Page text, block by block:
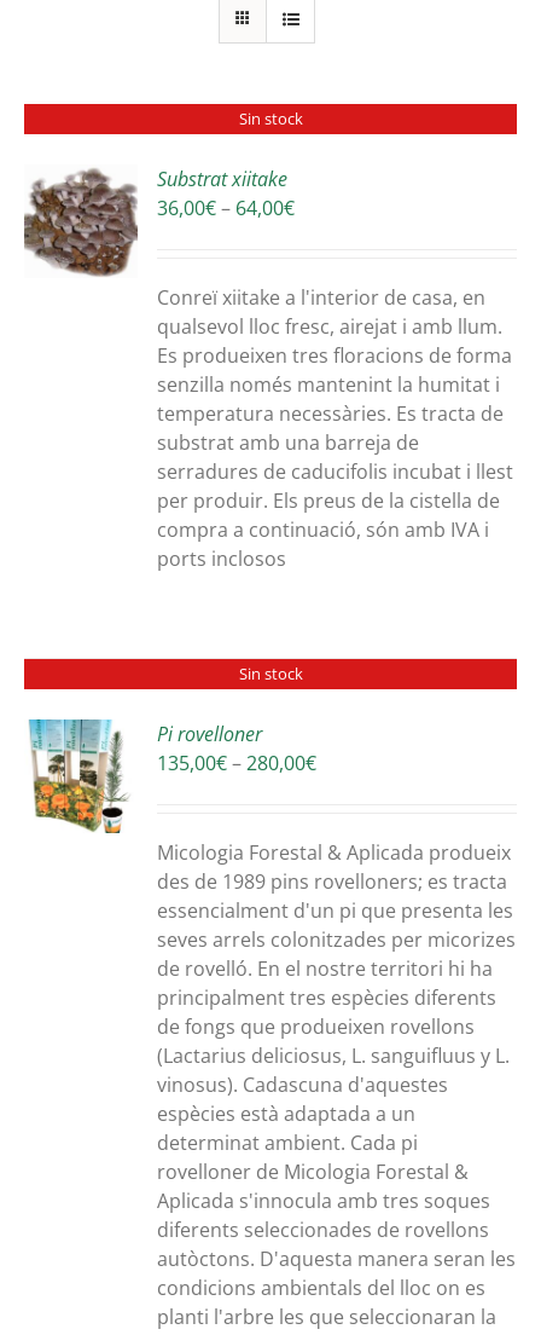
Sin stock
Substrat xiitake
36,00€– 64,00€Interval
36,00€
a
64,00€
Conreï xiitake a l'interior de casa, en
qualsevol lloc fresc, airejat i amb llum.
Es produeixen tres floracions de forma
senzilla només mantenint la humitat i
temperatura necessàries. Es tracta de
substrat amb una barreja de
serradures de caducifolis incubat i llest
per produir. Els preus de la cistella de
compra a continuació, són amb IVA i
ports inclosos
Sin stock
Pi rovelloner
135,00€–280,00€Interval
135,00€
a
280,00€
Micologia Forestal & Aplicada produeix
des de 1989 pins rovelloners; es tracta
essencialment d'un pi que presenta les
seves arrels colonitzades per micorizes
de rovelló. En el nostre territori hi ha
principalment tres espècies diferents
de fongs que produeixen rovellons
(Lactarius deliciosus, L. sanguifluus y L.
vinosus). Cadascuna d'aquestes
espècies està adaptada a un
determinat ambient. Cada pi
rovelloner de Micologia Forestal &
Aplicada s'innocula amb tres soques
diferents seleccionades de rovellons
autòctons. D'aquesta manera seran les
condicions ambientals del lloc on es
planti l'arbre les que seleccionaran la